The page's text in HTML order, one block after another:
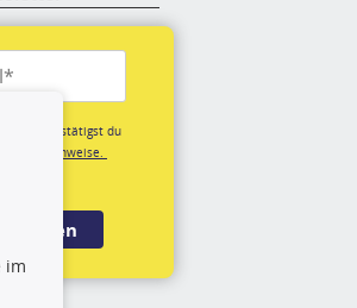
bestätigst du
im